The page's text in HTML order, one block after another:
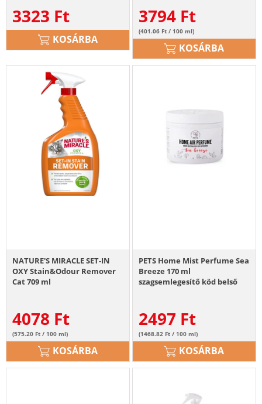
3323 Ft
KOSÁRBA
3794 Ft
(401.06 Ft / 100 ml)
KOSÁRBA
NATURE'S MIRACLE SET-IN
OXY Stain&Odour Remover
Cat 709 ml
4078 Ft
(575.20 Ft / 100 ml)
KOSÁRBA
PETS Home Mist Perfume Sea
Breeze 170 ml
szagsemlegesítő köd belső
2497 Ft
(1468.82 Ft / 100 ml)
KOSÁRBA